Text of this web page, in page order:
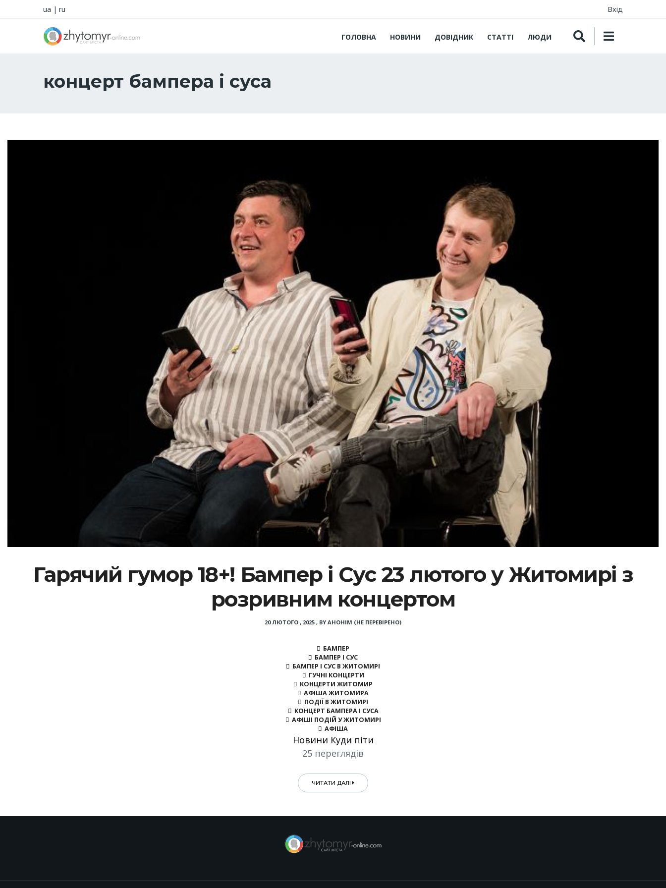
ua | ru Вхід
ГОЛОВНА НОВИНИ ДОВІДНИК СТАТТІ ЛЮДИ
концерт бампера і суса
Гарячий гумор 18+! Бампер і Сус 23 лютого у Житомирі з
розривним концертом
20 ЛЮТОГО , 2025 , BY АНОНІМ (НЕ ПЕРЕВІРЕНО)
БАМПЕР
БАМПЕР І СУС
БАМПЕР І СУС В ЖИТОМИРІ
ГУЧНІ КОНЦЕРТИ
КОНЦЕРТИ ЖИТОМИР
АФІША ЖИТОМИРА
ПОДІЇ В ЖИТОМИРІ
КОНЦЕРТ БАМПЕРА І СУСА
АФІШІ ПОДІЙ У ЖИТОМИРІ
АФІША
Новини Куди піти
25 переглядів
ЧИТАТИ ДАЛІ